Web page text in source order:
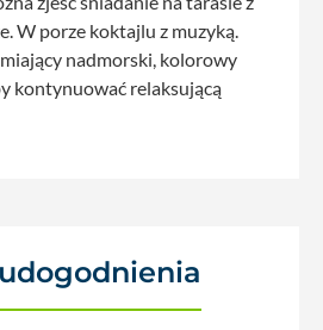
W porze koktajlu z muzyką.
nadmorski, kolorowy
kontynuować relaksującą